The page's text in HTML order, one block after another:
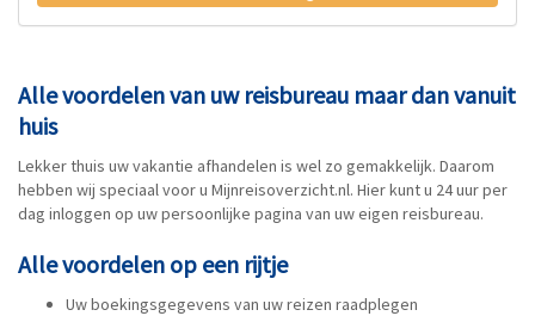
Alle voordelen van uw reisbureau maar dan vanuit
huis
Lekker thuis uw vakantie afhandelen is wel zo gemakkelijk. Daarom
hebben wij speciaal voor u Mijnreisoverzicht.nl. Hier kunt u 24 uur per
dag inloggen op uw persoonlijke pagina van uw eigen reisbureau.
Alle voordelen op een rijtje
Uw boekingsgegevens van uw reizen raadplegen